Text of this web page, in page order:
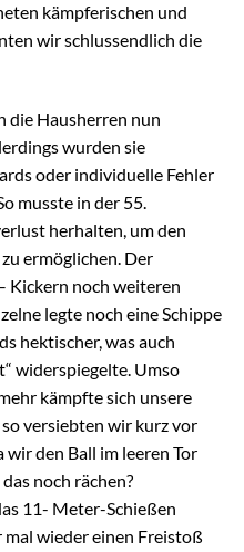
kämpferischen und
wir schlussendlich die
die Hausherren nun
wurden sie
oder individuelle Fehler
musste in der 55.
herhalten, um den
ermöglichen. Der
Kickern noch weiteren
legte noch eine Schippe
hektischer, was auch
widerspiegelte. Umso
kämpfte sich unsere
versiebten wir kurz vor
wir den Ball im leeren Tor
noch rächen?
11- Meter-Schießen
wieder einen Freistoß